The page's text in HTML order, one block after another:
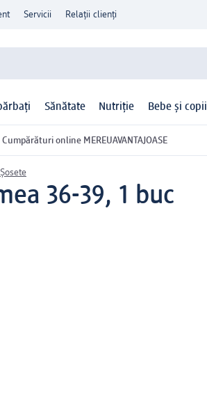
Servicii Relații clienți
Sănătate Nutriție Bebe și copii
Cumpărături online MEREUAVANTAJOASE
Șosete
36-39, 1 buc